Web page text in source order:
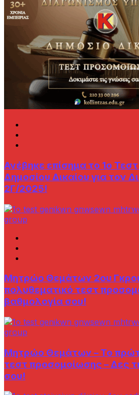
Ανέβηκε επίσημα το 1ο
Δημοσίου Δικαίου για τον
2Γ/2025!
Μητρώο Θεμάτων 2ου
πολυθεματικό τεστ
βαθμολογία σου!
Μητρώο Θεμάτων – Το
τεστ προσομοίωσης – Δες
σου!